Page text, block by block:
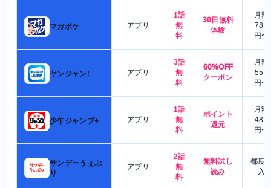
マガポケ アプリ
1話
無
料
30日無料
体験
月額
780
円〜
ヤンジャン! アプリ
3話
無
料
60%OFF
クーポン
月額
550
円〜
少年ジャンプ+ アプリ
1話
無
料
ポイント
還元
月額
480
円〜
サンデーうぇぶ
り
アプリ
2話
無
料
無料試し
読み
都度
入